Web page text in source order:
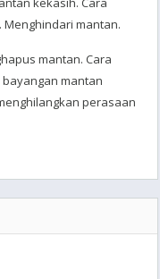
mantan.
mantan. Cara
mantan
perasaan